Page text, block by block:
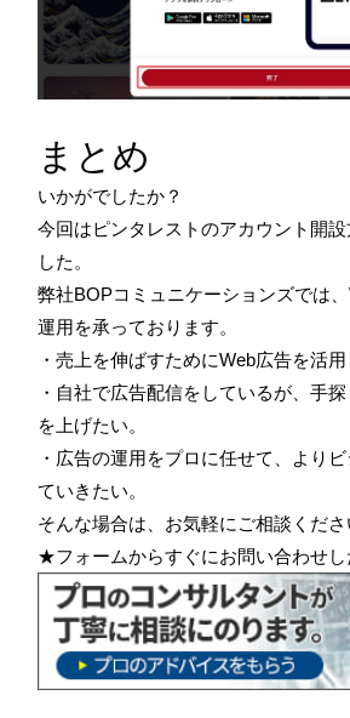
まとめ
いかがでしたか？
今回はピンタレストのアカウント開
した。
弊社BOPコミュニケーションズでは、
運用を承っております。
・売上を伸ばすためにWeb広告を活用
・自社で広告配信をしているが、手
を上げたい。
・広告の運用をプロに任せて、より
ていきたい。
そんな場合は、お気軽にご相談くださ
★フォームからすぐにお問い合わせし